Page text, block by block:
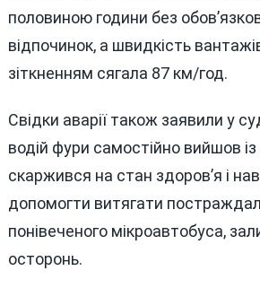
половиною години без
відпочинок, а швидкість
зіткненням сягала 87 км/год.
Свідки аварії також заявили у
водій фури самостійно вийшов із
скаржився на стан здоров’я і
допомогти витягати
понівеченого мікроавтобуса,
осторонь.